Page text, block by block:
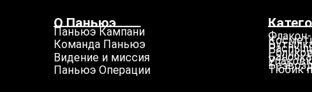
О Паньюэ
Паньюэ Кампани
Команда Паньюэ
Видение и миссия
Паньюэ Операции
Тюбик